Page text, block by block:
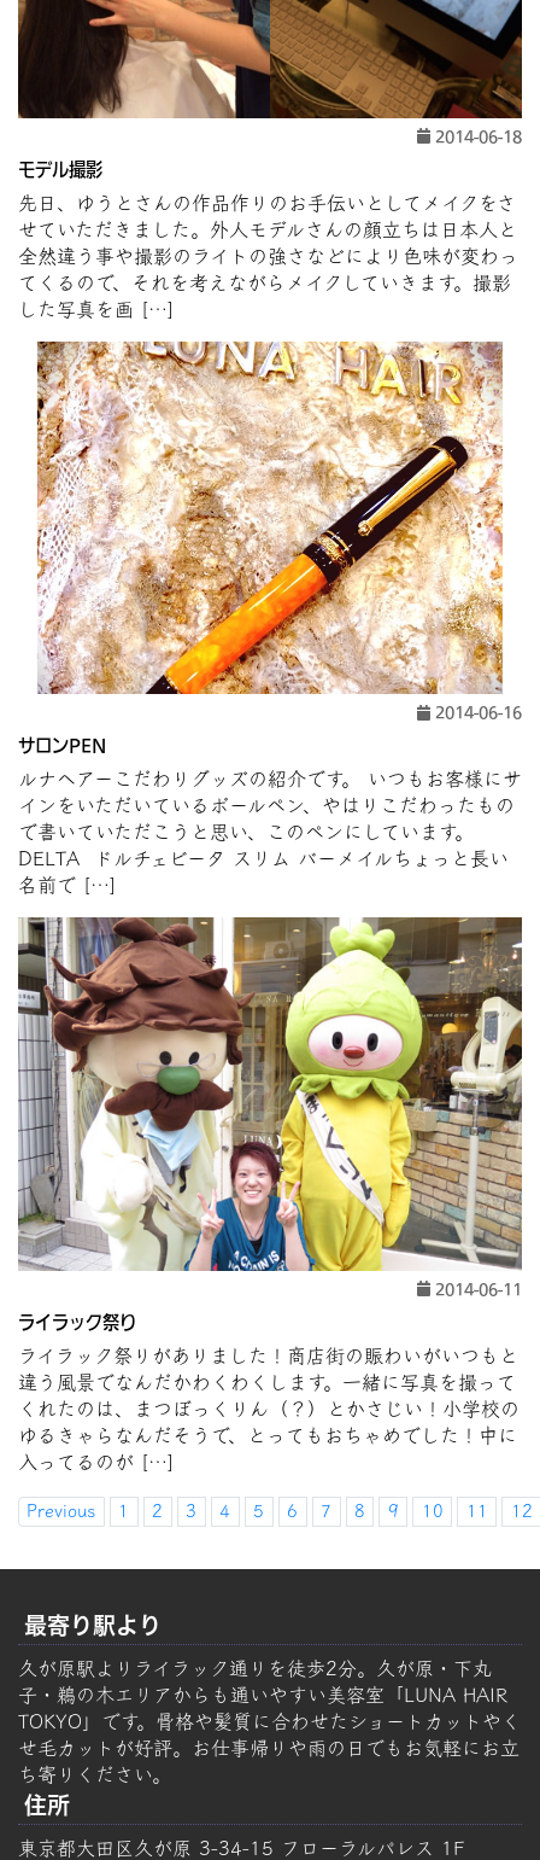
2014-06-18
モデル撮影
先日、ゆうとさんの作品作りのお手伝いとしてメイクをさ
せていただきました。外人モデルさんの顔立ちは日本人と
全然違う事や撮影のライトの強さなどにより色味が変わっ
てくるので、それを考えながらメイクしていきます。撮影
した写真を画 […]
2014-06-16
サロンPEN
ルナヘアーこだわりグッズの紹介です。 いつもお客様にサ
インをいただいているボールペン、やはりこだわったもの
で書いていただこうと思い、このペンにしています。
DELTA ドルチェビータ スリム バーメイルちょっと長い
名前で […]
2014-06-11
ライラック祭り
ライラック祭りがありました！商店街の賑わいがいつもと
違う風景でなんだかわくわくします。一緒に写真を撮って
くれたのは、まつぼっくりん（？）とかさじい！小学校の
ゆるきゃらなんだそうで、とってもおちゃめでした！中に
入ってるのが […]
Previous 1 2 3 4 5 6 7 8 9 10 11 12
最寄り駅より
久が原駅よりライラック通りを徒歩2分。久が原・下丸
子・鵜の木エリアからも通いやすい美容室「LUNA HAIR
TOKYO」です。骨格や髪質に合わせたショートカットやく
せ毛カットが好評。お仕事帰りや雨の日でもお気軽にお立
ち寄りください。
住所
東京都大田区久が原 3-34-15 フローラルパレス 1F